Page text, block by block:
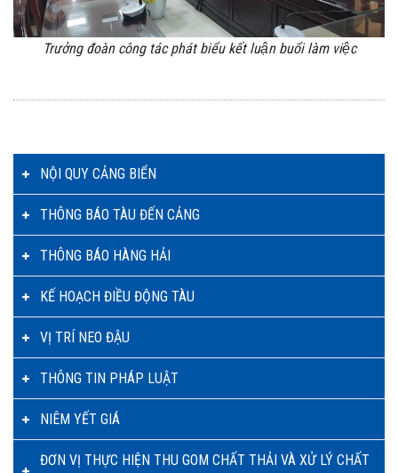
NỘI QUY CẢNG BIỂN
THÔNG BÁO TÀU ĐẾN CẢNG
THÔNG BÁO HÀNG HẢI
KẾ HOẠCH ĐIỀU ĐỘNG TÀU
VỊ TRÍ NEO ĐẬU
THÔNG TIN PHÁP LUẬT
NIÊM YẾT GIÁ
ĐƠN VỊ THỰC HIỆN THU GOM CHẤT THẢI VÀ XỬ LÝ CHẤT
Trưởng đoàn công tác phát biểu kết luận buổi làm việc